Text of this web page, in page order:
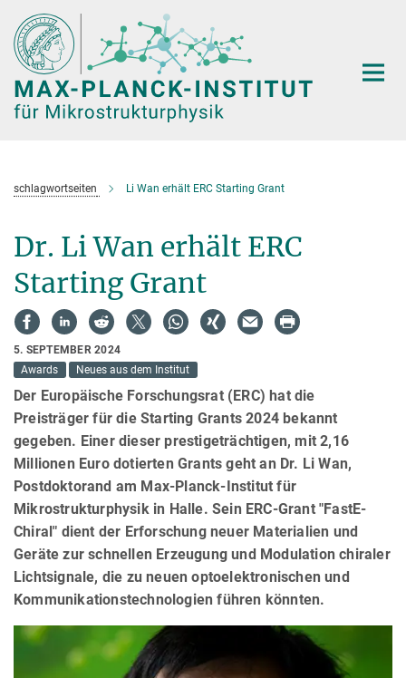
Hauptinhalt
schlagwortseiten Li Wan erhält ERC Starting Grant
Dr. Li Wan erhält ERC
Starting Grant
5. SEPTEMBER 2024
Awards
Neues aus dem Institut
Der Europäische Forschungsrat (ERC) hat die
Preisträger für die Starting Grants 2024 bekannt
gegeben. Einer dieser prestigeträchtigen, mit 2,16
Millionen Euro dotierten Grants geht an Dr. Li Wan,
Postdoktorand am Max-Planck-Institut für
Mikrostrukturphysik in Halle. Sein ERC-Grant "FastE-
Chiral" dient der Erforschung neuer Materialien und
Geräte zur schnellen Erzeugung und Modulation chiraler
Lichtsignale, die zu neuen optoelektronischen und
Kommunikationstechnologien führen könnten.